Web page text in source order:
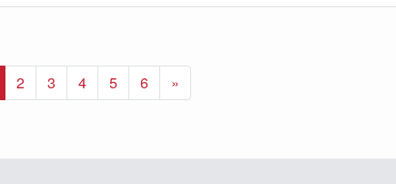
2 3 4 5 6 »Nächste